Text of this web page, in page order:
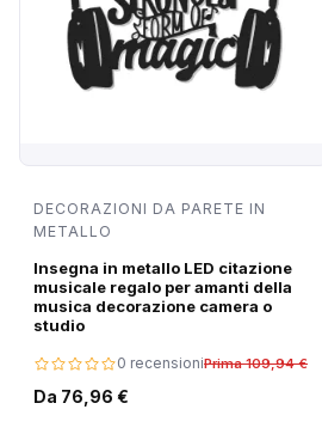
DECORAZIONI DA PARETE IN
METALLO
Insegna in metallo LED citazione
musicale regalo per amanti della
musica decorazione camera o
studio
0 recensioniPrima 109,94 €
Da 76,96 €